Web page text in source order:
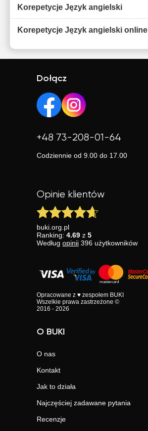
Korepetycje Język angielski
Korepetycje Język angielski online
Dołącz
+48 73-208-01-64
Codziennie od 9.00 do 17.00
Opinie klientów
buki.org.pl
Ranking: 4.69 z 5
Według opinii 396 użytkowników
Opracowane z ♥ zespołem BUKI
Wszelkie prawa zastrzeżone ©
2016 - 2026
O BUKI
O nas
Kontakt
Jak to działa
Najczęściej zadawane pytania
Recenzje